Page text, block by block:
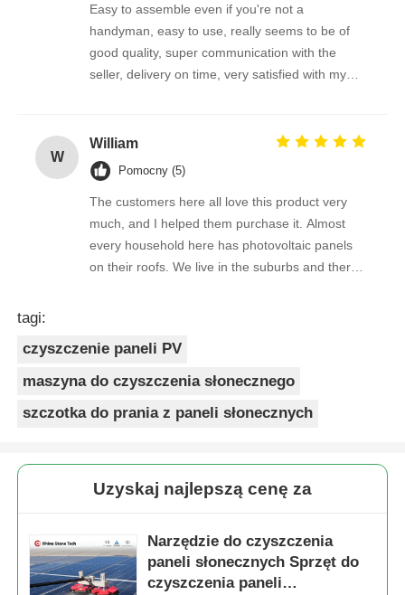
Easy to assemble even if you're not a
handyman, easy to use, really seems to be of
good quality, super communication with the
seller, delivery on time, very satisfied with my
W
William
Pomocny (5)
The customers here all love this product very
much, and I helped them purchase it. Almost
every household here has photovoltaic panels
on their roofs. We live in the suburbs and there
tagi:
czyszczenie paneli PV
maszyna do czyszczenia słonecznego
szczotka do prania z paneli słonecznych
Uzyskaj najlepszą cenę za
Narzędzie do czyszczenia
paneli słonecznych Sprzęt do
czyszczenia paneli